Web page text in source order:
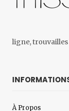
ligne,
À Propos